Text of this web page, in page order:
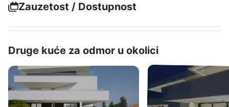
Zauzetost / Dostupnost
Druge kuće za odmor u okolici